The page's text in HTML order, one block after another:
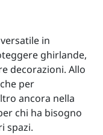
in
ghirlande,
decorazioni. Allo
per
ancora nella
chi ha bisogno
spazi.